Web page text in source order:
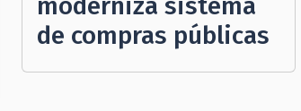
moderniza sistema
de compras públicas